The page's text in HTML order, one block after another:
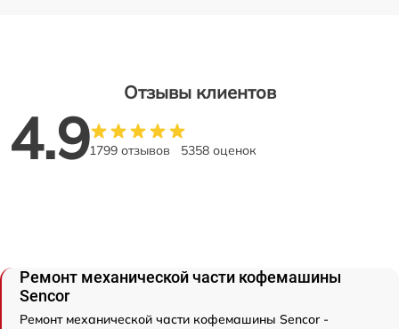
Отзывы клиентов
4.91799 отзывов 5358 оценок
Ремонт механической части кофемашины
Sencor
Ремонт механической части кофемашины Sencor -